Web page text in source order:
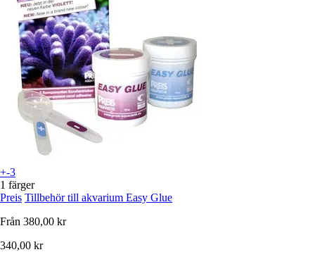
+-3
1 färger
Preis Tillbehör till akvarium Easy Glue
Från 380,00 kr
340,00 kr